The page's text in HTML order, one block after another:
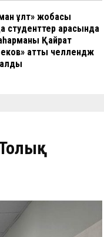
ұлт» жобасы
студенттер арасында
Қайрат
атты челлендж